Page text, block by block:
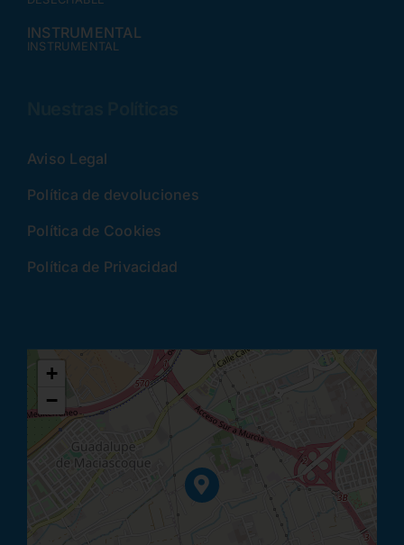
INSTRUMENTAL
INSTRUMENTAL
Aviso Legal
Política de devoluciones
Política de Cookies
Política de Privacidad
+
−